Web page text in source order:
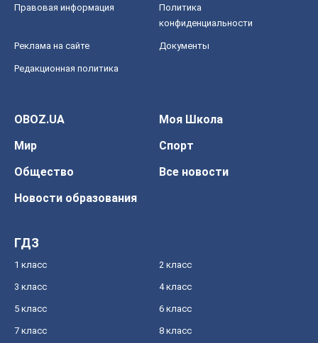
Правовая информация
Политика
конфиденциальности
Реклама на сайте Документы
Редакционная политика
OBOZ.UA
Моя Школа
Мир
Спорт
Общество
Все новости
Новости образования
ГДЗ
1 класс 2 класс
3 класс 4 класс
5 класс 6 класс
7 класс 8 класс